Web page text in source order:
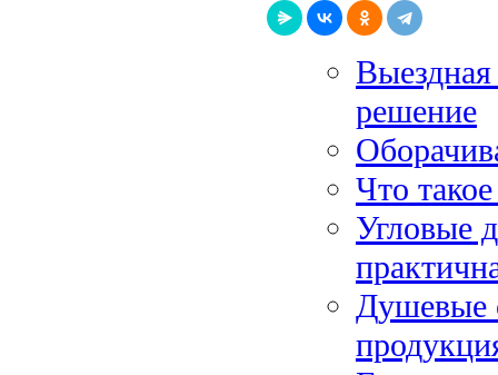
Выездная
решение
Что
Угловые
Душевые